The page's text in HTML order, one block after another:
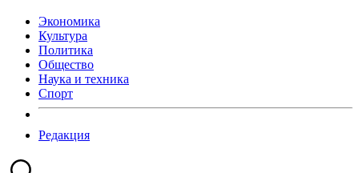
Экономика
Культура
Политика
Общество
Наука и техника
Спорт
Редакция